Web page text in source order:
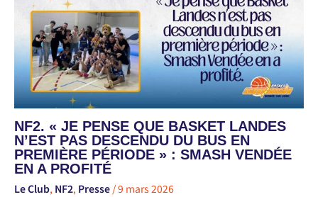
NF2. « JE PENSE QUE BASKET LANDES
N’EST PAS DESCENDU DU BUS EN
PREMIÈRE PÉRIODE » : SMASH VENDÉE
EN A PROFITÉ
Le Club, NF2, Presse /9 mars 2026